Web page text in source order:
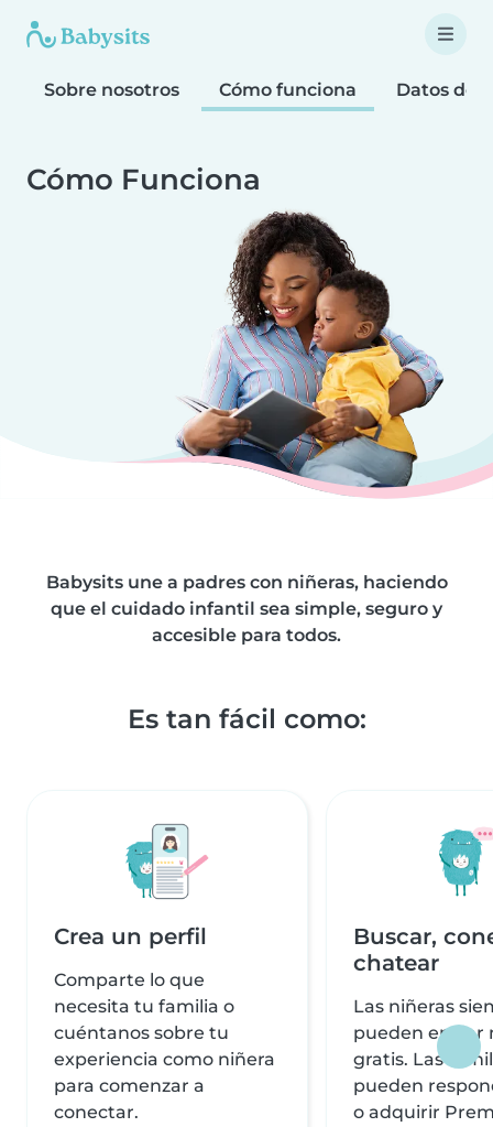
Sobre nosotros Cómo funciona Datos de
Cómo Funciona
Babysits une a padres con niñeras, haciendo
que el cuidado infantil sea simple, seguro y
accesible para todos.
Es tan fácil como:
Crea un perfil
Comparte lo que
necesita tu familia o
cuéntanos sobre tu
experiencia como niñera
para comenzar a
conectar.
Buscar,
chatear
Las niñeras
pueden enviar
gratis. Las
pueden
o adquirir